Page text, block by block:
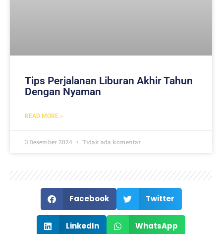
Tips Perjalanan Liburan Akhir Tahun
Dengan Nyaman
READ MORE »
3 Desember 2024 Tidak ada komentar
Facebook Twitter
LinkedIn WhatsApp